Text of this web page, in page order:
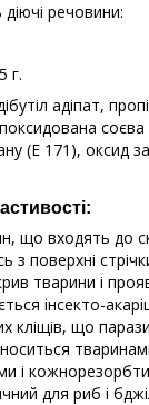
речовини:
г.
адіпат,
соєва
(Е 171), оксид
що входять до
з поверхні
тварини і
інсекто-
кліщів, що
і
для риб і